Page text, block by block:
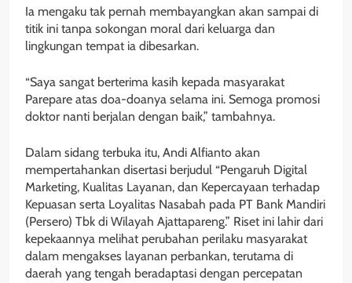
Ia mengaku tak pernah membayangkan akan sampai di
titik ini tanpa sokongan moral dari keluarga dan
lingkungan tempat ia dibesarkan.
“Saya sangat berterima kasih kepada masyarakat
Parepare atas doa-doanya selama ini. Semoga promosi
doktor nanti berjalan dengan baik,” tambahnya.
Dalam sidang terbuka itu, Andi Alfianto akan
mempertahankan disertasi berjudul “Pengaruh Digital
Marketing, Kualitas Layanan, dan Kepercayaan terhadap
Kepuasan serta Loyalitas Nasabah pada PT Bank Mandiri
(Persero) Tbk di Wilayah Ajattapareng.” Riset ini lahir dari
kepekaannya melihat perubahan perilaku masyarakat
dalam mengakses layanan perbankan, terutama di
daerah yang tengah beradaptasi dengan percepatan